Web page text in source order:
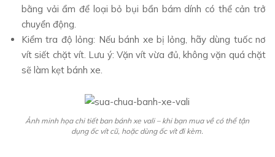
bằng vải ẩm để loại bỏ bụi bẩn bám dính có thể cản trở
chuyển động.
Kiểm tra độ lỏng: Nếu bánh xe bị lỏng, hãy dùng tuốc nơ
vít siết chặt vít. Lưu ý: Vặn vít vừa đủ, không vặn quá chặt
sẽ làm kẹt bánh xe.
Ảnh minh họa chi tiết ban bánh xe vali – khi bạn mua về có thể tận
dụng ốc vít cũ, hoặc dùng ốc vít đi kèm.